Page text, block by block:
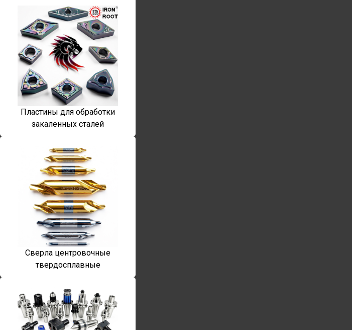
Пластины для обработки
закаленных сталей
Сверла центровочные
твердосплавные